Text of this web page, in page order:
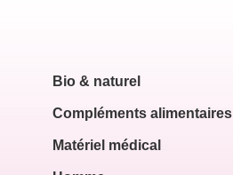
Bio & naturel
Compléments alimentaires
Matériel médical